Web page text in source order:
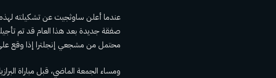
عندما أعلن ساوثجيت عن تشكيلته لهذه
صفقة جديدة بعد هذا العام قد تم
محتمل من مشجعي إنجلترا إذا وقع
ومساء الجمعة الماضي، قبل مباراة